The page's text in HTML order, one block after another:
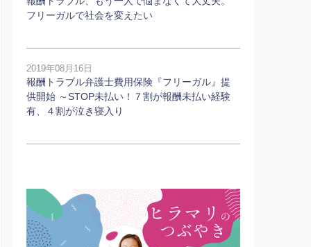
フリーガルで社会を変えたい
2019年08月16日
報酬トラブル弁護士費用保険『フリーガル』提
供開始 ～STOP未払い！７割が報酬未払い経験
有、４割が泣き寝入り